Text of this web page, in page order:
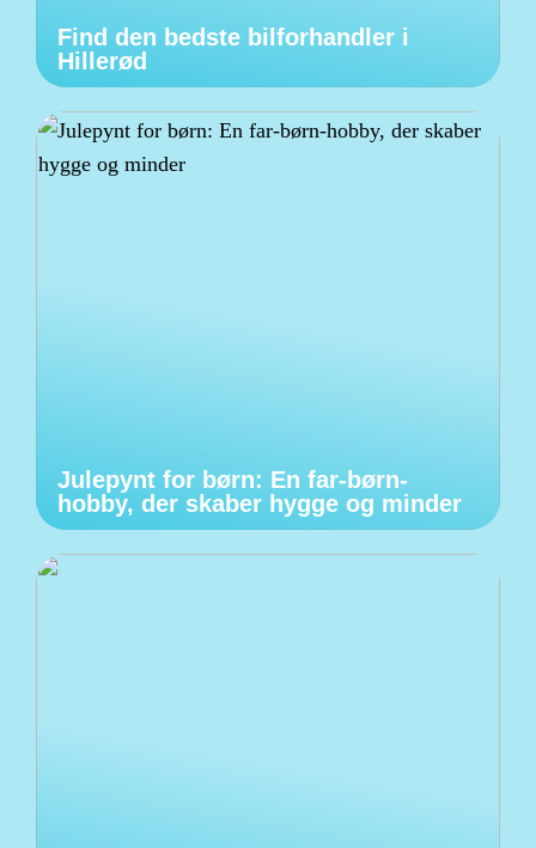
Find den bedste bilforhandler i
Hillerød
Julepynt for børn: En far-børn-
hobby, der skaber hygge og minder